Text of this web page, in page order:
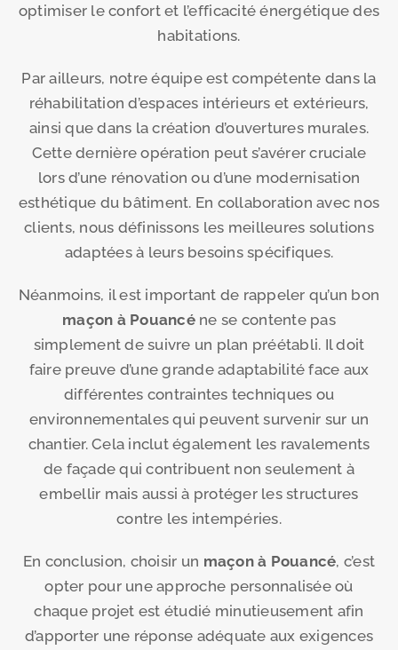
optimiser le confort et l’efficacité énergétique des
habitations.
Par ailleurs, notre équipe est compétente dans la
réhabilitation d’espaces intérieurs et extérieurs,
ainsi que dans la création d’ouvertures murales.
Cette dernière opération peut s’avérer cruciale
lors d’une rénovation ou d’une modernisation
esthétique du bâtiment. En collaboration avec nos
clients, nous définissons les meilleures solutions
adaptées à leurs besoins spécifiques.
Néanmoins, il est important de rappeler qu’un bon
maçon à Pouancéne se contente pas
simplement de suivre un plan préétabli. Il doit
faire preuve d’une grande adaptabilité face aux
différentes contraintes techniques ou
environnementales qui peuvent survenir sur un
chantier. Cela inclut également les ravalements
de façade qui contribuent non seulement à
embellir mais aussi à protéger les structures
contre les intempéries.
En conclusion, choisir un maçon à Pouancé, c’est
opter pour une approche personnalisée où
chaque projet est étudié minutieusement afin
d’apporter une réponse adéquate aux exigences